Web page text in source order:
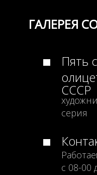
ГАЛЕРЕЯ
Пять
СССР
серия
с 08-00